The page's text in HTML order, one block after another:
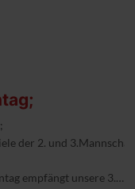
der 2. und
empfängt unsere